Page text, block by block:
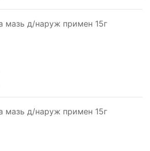
мазь д/наруж примен 15г
мазь д/наруж примен 15г